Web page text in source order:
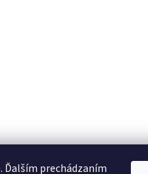
Ďalším prechádzaním